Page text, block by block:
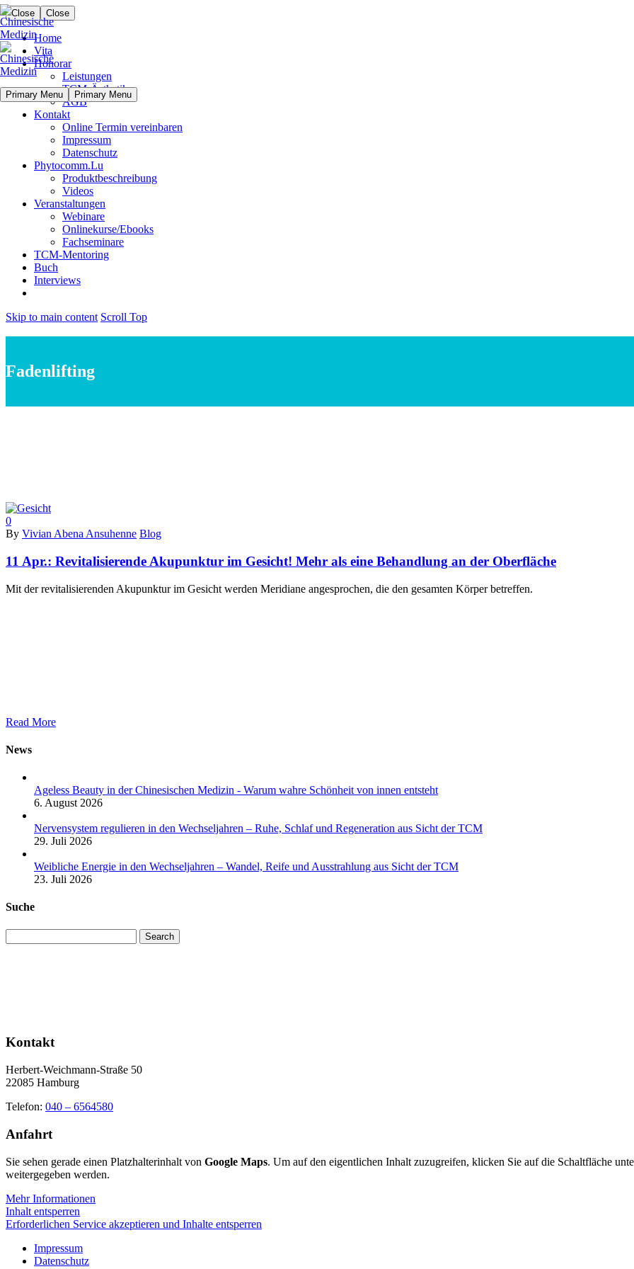
Close Close
Home
Vita
Honorar
Leistungen
TCM-Ästhetik
AGB
Kontakt
Online Termin vereinbaren
Impressum
Datenschutz
Phytocomm.Lu
Produktbeschreibung
Videos
Veranstaltungen
Webinare
Onlinekurse/Ebooks
Fachseminare
TCM-Mentoring
Buch
Interviews
Skip to main content Scroll Top
Primary Menu Primary Menu
Fadenlifting
0
By Vivian Abena Ansuhenne Blog
11 Apr.: Revitalisierende Akupunktur im Gesicht! Mehr als eine Behandlung an der Oberfläche
Mit der revitalisierenden Akupunktur im Gesicht werden Meridiane angesprochen, die den gesamten Körper betreffen.
Read More
News
Ageless Beauty in der Chinesischen Medizin - Warum wahre Schönheit von innen entsteht
6. August 2026
Nervensystem regulieren in den Wechseljahren – Ruhe, Schlaf und Regeneration aus Sicht der TCM
29. Juli 2026
Weibliche Energie in den Wechseljahren – Wandel, Reife und Ausstrahlung aus Sicht der TCM
23. Juli 2026
Suche
Search
Kontakt
Herbert-Weichmann-Straße 50
22085 Hamburg
Telefon: 040 – 6564580
Anfahrt
Sie sehen gerade einen Platzhalterinhalt von Google Maps. Um auf den eigentlichen Inhalt zuzugreifen, klicken Sie auf die Schaltfläche
weitergegeben werden.
Mehr Informationen
Inhalt entsperren
Erforderlichen Service akzeptieren und Inhalte entsperren
Impressum
Datenschutz